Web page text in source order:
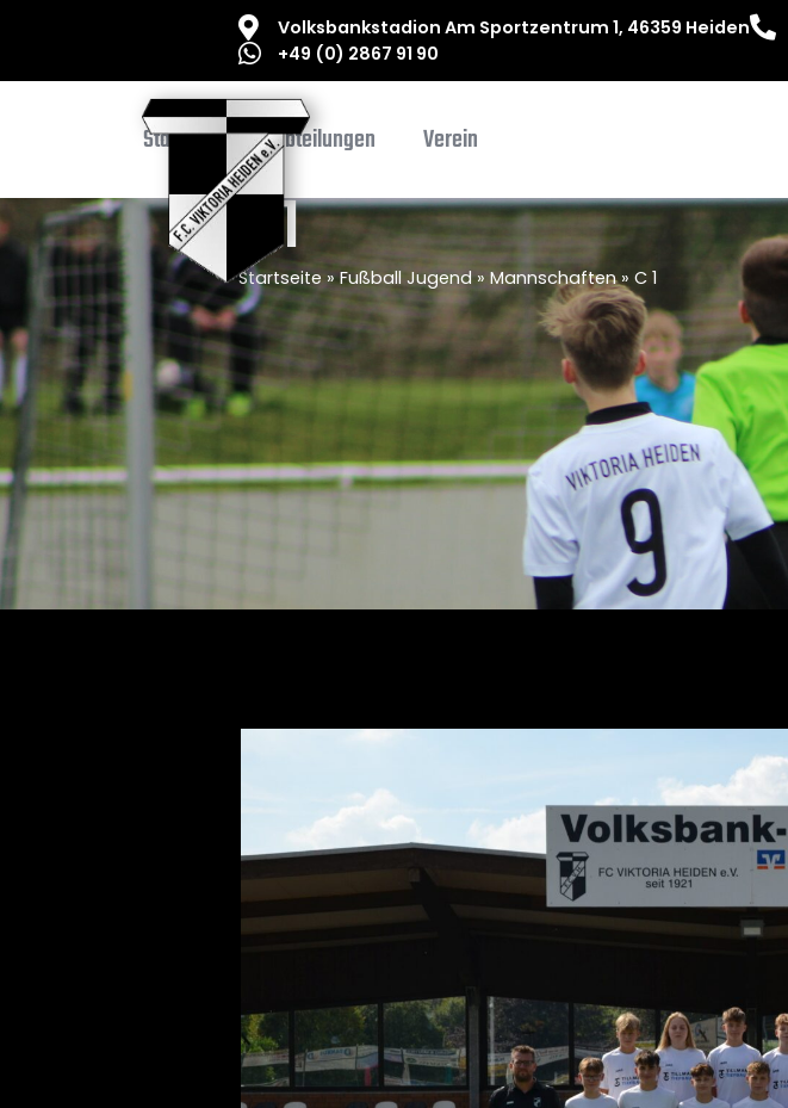
Volksbankstadion Am Sportzentrum 1, 46359 Heiden
+49 (0) 2867 91 90
Startseite Abteilungen Verein
C 1
Startseite»Fußball Jugend» Mannschaften» C 1